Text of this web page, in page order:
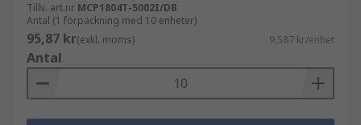
Tillv. art.nr MCP1804T-5002I/DB
Antal (1 förpackning med 10 enheter)
95,87 kr(exkl. moms) 9,587 kr/enhet
Antal